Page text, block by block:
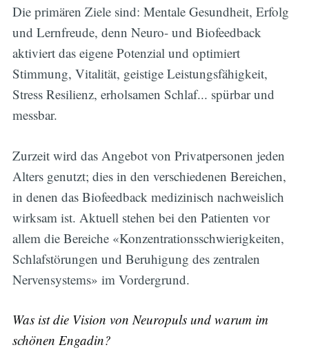
Die primären Ziele sind: Mentale Gesundheit, Erfolg
und Lernfreude, denn Neuro- und Biofeedback
aktiviert das eigene Potenzial und optimiert
Stimmung, Vitalität, geistige Leistungsfähigkeit,
Stress Resilienz, erholsamen Schlaf... spürbar und
messbar.
Zurzeit wird das Angebot von Privatpersonen jeden
Alters genutzt; dies in den verschiedenen Bereichen,
in denen das Biofeedback medizinisch nachweislich
wirksam ist. Aktuell stehen bei den Patienten vor
allem die Bereiche «Konzentrationsschwierigkeiten,
Schlafstörungen und Beruhigung des zentralen
Nervensystems» im Vordergrund.
Was ist die Vision von Neuropuls und warum im
schönen Engadin?